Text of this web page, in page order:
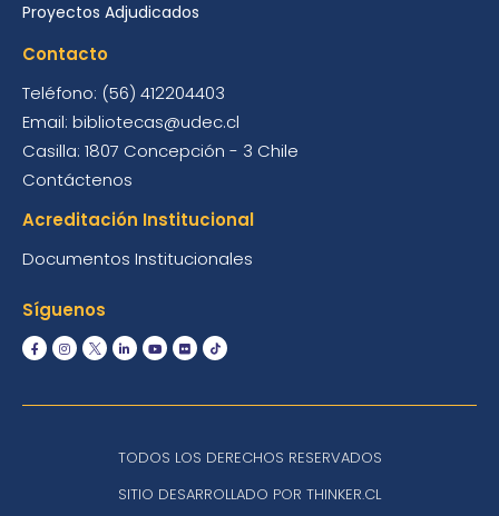
Proyectos Adjudicados
Contacto
Teléfono: (56) 412204403
Email: bibliotecas@udec.cl
Casilla: 1807 Concepción - 3 Chile
Contáctenos
Acreditación Institucional
Documentos Institucionales
Síguenos
TODOS LOS DERECHOS RESERVADOS
SITIO DESARROLLADO POR THINKER.CL